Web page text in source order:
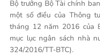
Bộ trưởng Bộ Tài chính
một số điều của Thông
tháng 12 năm 2016 của
mục lục ngân sách nhà
324/2016/TT-BTC).